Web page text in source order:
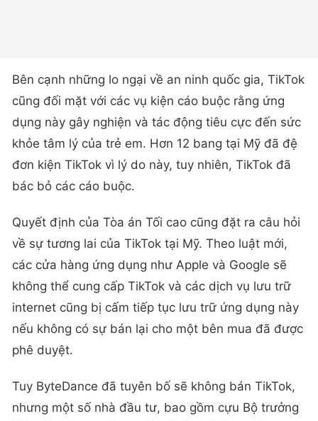
Bên cạnh những lo ngại về an ninh quốc gia, TikTok
cũng đối mặt với các vụ kiện cáo buộc rằng ứng
dụng này gây nghiện và tác động tiêu cực đến sức
khỏe tâm lý của trẻ em. Hơn 12 bang tại Mỹ đã đệ
đơn kiện TikTok vì lý do này, tuy nhiên, TikTok đã
bác bỏ các cáo buộc.
Quyết định của Tòa án Tối cao cũng đặt ra câu hỏi
về sự tương lai của TikTok tại Mỹ. Theo luật mới,
các cửa hàng ứng dụng như Apple và Google sẽ
không thể cung cấp TikTok và các dịch vụ lưu trữ
internet cũng bị cấm tiếp tục lưu trữ ứng dụng này
nếu không có sự bán lại cho một bên mua đã được
phê duyệt.
Tuy ByteDance đã tuyên bố sẽ không bán TikTok,
nhưng một số nhà đầu tư, bao gồm cựu Bộ trưởng